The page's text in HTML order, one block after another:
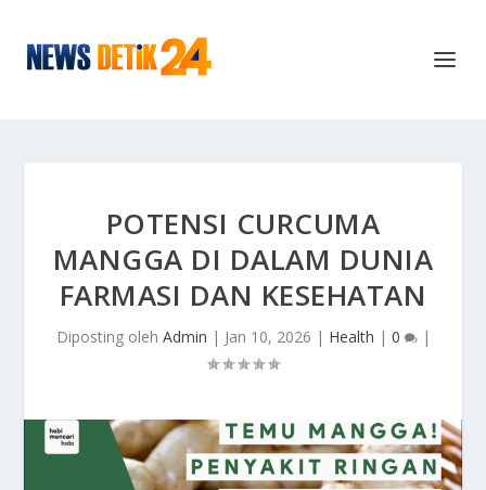
POTENSI CURCUMA
MANGGA DI DALAM DUNIA
FARMASI DAN KESEHATAN
Diposting oleh Admin | Jan 10, 2026 | Health | 0 |